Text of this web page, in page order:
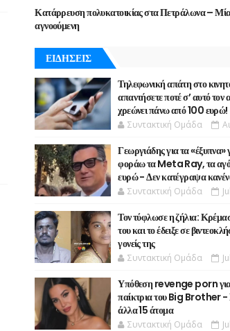
Κατάρρευση πολυκατοικίας στα Πετράλωνα –
αγνοούμενη
ΕΙΔΗΣΕΙΣ
Τηλεφωνική απάτη στο
απαντήσετε ποτέ σ’ αυτό
χρεώνει πάνω από 100 ευρώ!
Συντακτική Ομάδα
Γεωργιάδης για τα «έξυπνα»
φοράω τα Meta Ray, τα
ευρώ - Δεν κατέγραψα
Συντακτική Ομάδα
Τον τύφλωσε η ζήλια:
του και το έδειξε σε
γονείς της
Συντακτική Ομάδα
Υπόθεση revenge porn
παίκτρια του Big Brother -
άλλα 15 άτομα
Συντακτική Ομάδα